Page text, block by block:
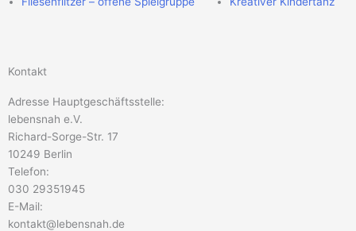
Kontakt
Adresse Hauptgeschäftsstelle:
lebensnah e.V.
Richard-Sorge-Str. 17
10249 Berlin
Telefon:
030 29351945
E-Mail:
kontakt@lebensnah.de